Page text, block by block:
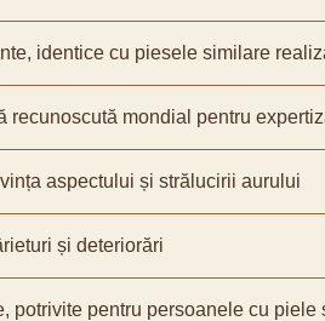
identice cu piesele similare
recunoscută mondial pentru
aspectului și strălucirii aurului
și deteriorări
potrivite pentru persoanele cu piele